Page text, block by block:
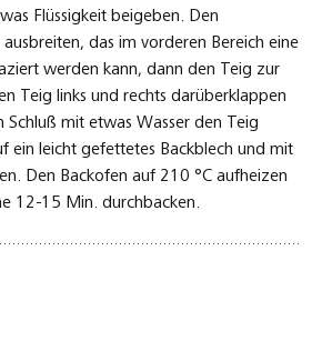
Flüssigkeit beigeben. Den
ausbreiten, das im vorderen Bereich eine
werden kann, dann den Teig zur
Teig links und rechts darüberklappen
Schluß mit etwas Wasser den Teig
ein leicht gefettetes Backblech und mit
Den Backofen auf 210 °C aufheizen
12-15 Min. durchbacken.